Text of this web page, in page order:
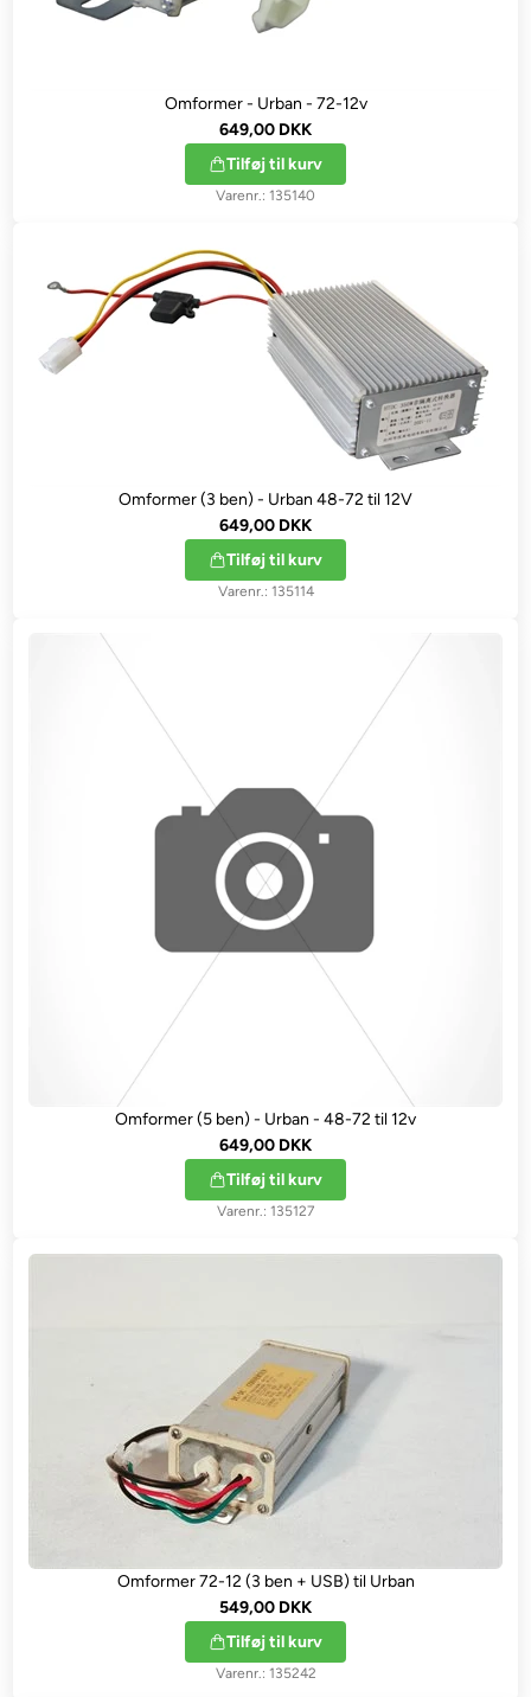
Omformer - Urban - 72-12v
649,00 DKK
Tilføj til kurv
135140
Omformer (3 ben) - Urban 48-72 til 12V
649,00 DKK
Tilføj til kurv
135114
Omformer (5 ben) - Urban - 48-72 til 12v
649,00 DKK
Tilføj til kurv
135127
Omformer 72-12 (3 ben + USB) til Urban
549,00 DKK
Tilføj til kurv
135242